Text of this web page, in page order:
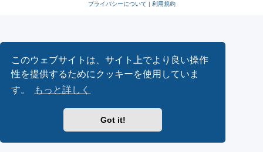
このウェブサイトは、サイト上でより良い操作
性を提供するためにクッキーを使用していま
す。
もっと詳しく
Got it!
プライバシーについて | 利用規約